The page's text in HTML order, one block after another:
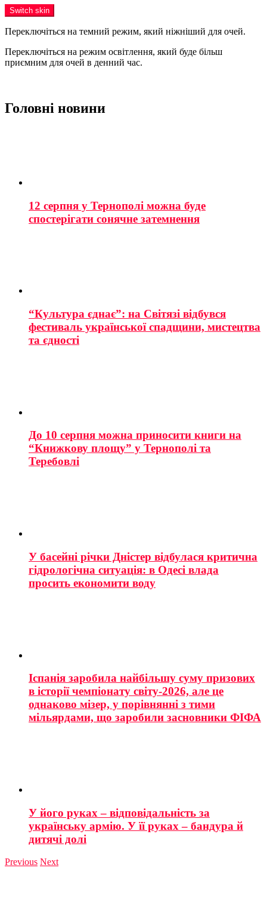
Switch skin
Переключіться на темний режим, який ніжніший для очей.
Переключіться на режим освітлення, який буде більш
приємним для очей в денний час.
Головні новини
12 серпня у Тернополі можна буде
спостерігати сонячне затемнення
“Культура єднає”: на Світязі відбувся
фестиваль української спадщини, мистецтва
та єдності
До 10 серпня можна приносити книги на
“Книжкову площу” у Тернополі та
Теребовлі
У басейні річки Дністер відбулася критична
гідрологічна ситуація: в Одесі влада
просить економити воду
Іспанія заробила найбільшу суму призових
в історії чемпіонату світу-2026, але це
однаково мізер, у порівнянні з тими
мільярдами, що заробили засновники ФІФА
У його руках – відповідальність за
українську армію. У її руках – бандура й
дитячі долі
Previous Next